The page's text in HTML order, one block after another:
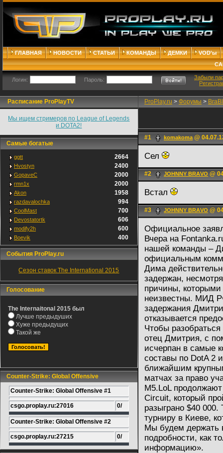
ГЛАВНАЯ НОВОСТИ СТАТЬИ КОМАНДЫ ДЕМКИ
VOD'ы
Логин: Пароль:
Забыли
Расписание ProPlayTV
Мы ищем стримеров по League of Legends
и DOTA2!
Самые богатые
ggtt 2664
Hvostyn 2400
GopaveC 2000
rmn1x 2000
Akon 1958
razdavalochka 994
CoolMast 700
Devostatortk 606
modify2h 600
Boevik 400
События ProPlay.ru
Сезон ставок The International 2015
Голосование
The Internaitonal 2015 был
Лучше предыдуших
Хуже предыдущих
Такой же
Counter-Strike: Global Offensive
Counter-Strike: Global Offensive #1
csgo.proplay.ru:27016 0/
Counter-Strike: Global Offensive #2
csgo.proplay.ru:27215 0/
ProPlay.ru > Форумы >
#1 komakoma@
Сел
#2 JOHNNY BRАVO @
Встал
#3 JOHNNY BRАVO @
Официальное
Вчера на
нашей команды –
официальным
Дима
задержан,
причины, которыми
неизвестны. МИД
задержания
отказывается
Чтобы
отец Дмитрия, с
исчерпан в самые
составы по DotA 2
ближайшим
матчах за право
M5.LoL
Circuit, который
разыграно $40 000.
турниру в Киеве,
Мы будем держать
подробности, как
информацию».